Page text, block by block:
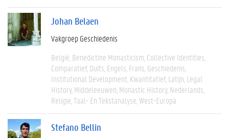
Johan Belaen
Vakgroep Geschiedenis
België Benedictine Monasticism Collective Identities
Comparatief Duits Engels Frans Geschiedenis
Institutional Development Kwantitatief Latijn Legal
History Middeleeuwen Monastic History Nederlands
Religie Taal- En Tekstanalyse West-Europa
Stefano Bellin